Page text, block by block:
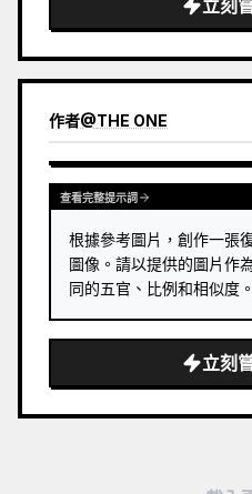
立刻
作者@THE ONE
查看完整提示詞
根據參考圖片，創作一張
圖像。請以提供的圖片作
同的五官、比例和相似度
立刻